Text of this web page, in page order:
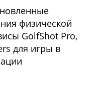
физической
GolfShot Pro,
для игры в